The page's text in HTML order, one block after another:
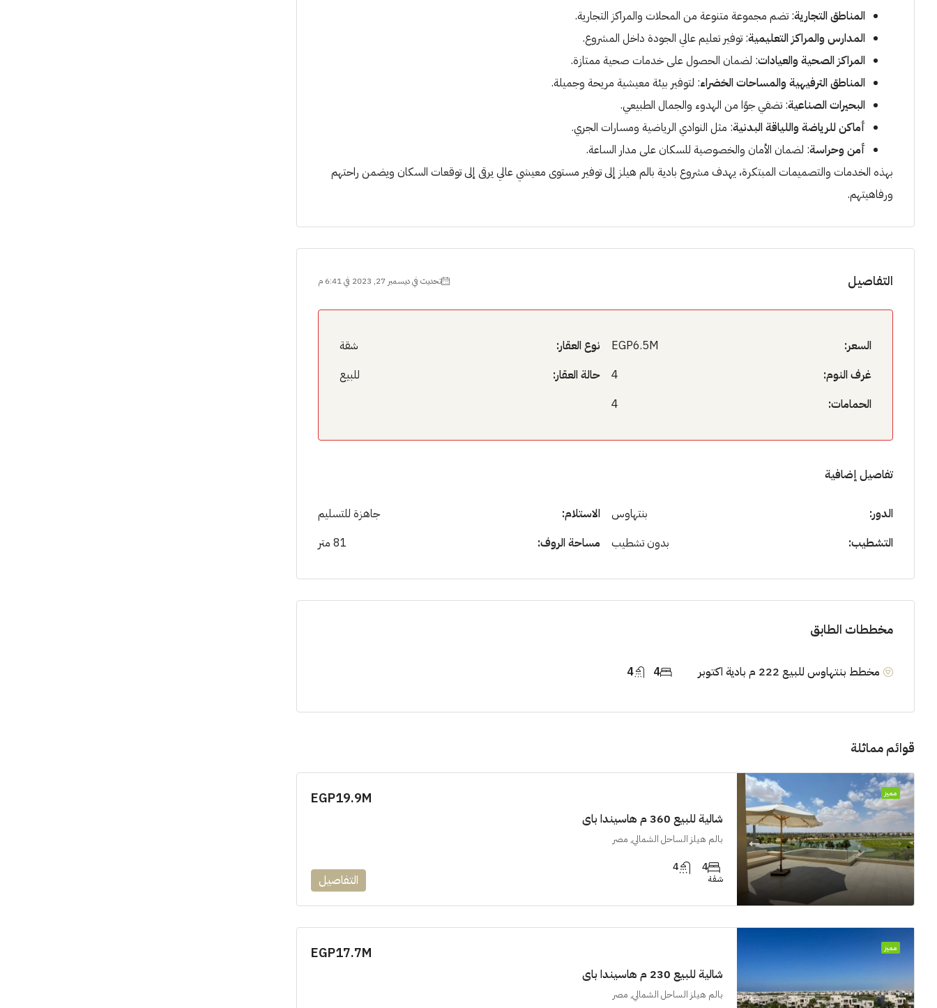
المناطق التجارية: تضم مجموعة متنوعة من المحلات والمراكز التجارية.
المدارس والمراكز التعليمية: توفير تعليم عالي الجودة داخل المشروع.
المراكز الصحية والعيادات: لضمان الحصول على خدمات صحية ممتازة.
المناطق الترفيهية والمساحات الخضراء: لتوفير بيئة معيشية مريحة وجميلة.
البحيرات الصناعية: تضفي جوًا من الهدوء والجمال الطبيعي.
أماكن للرياضة واللياقة البدنية: مثل النوادي الرياضية ومسارات الجري.
أمن وحراسة: لضمان الأمان والخصوصية للسكان على مدار الساعة.
بهذه الخدمات والتصميمات المبتكرة، يهدف مشروع بادية بالم هيلز إلى توفير مستوى معيشي عالي يرقى إلى توقعات السكان ويضمن راحتهم
ورفاهيتهم.
التفاصيل تحديث في ديسمبر 27, 2023 في 6:41 م
السعر:
EGP6.5M
غرف النوم:
4
الحمامات:
4
نوع العقار:
شقة
حالة العقار:
للبيع
تفاصيل إضافية
الدور:
بنتهاوس
التشطيب:
بدون تشطيب
الاستلام:
جاهزة للتسليم
مساحة الروف:
81 متر
مخططات الطابق
مخطط بنتهاوس للبيع 222 م بادية اكتوبر 4
4
قوائم مماثلة
مميز
شالية للبيع 360 م هاسيندا باي
EGP19.9M
بالم هيلز الساحل الشمالي, مصر
4
4
شقة التفاصيل
مميز
شالية للبيع 230 م هاسيندا باي
EGP17.7M
بالم هيلز الساحل الشمالي, مصر